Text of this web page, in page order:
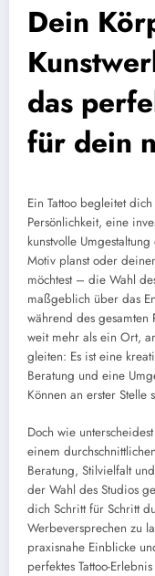
Dein
das
für dein
Ein Tattoo begleitet
Persönlichkeit, eine
kunstvolle
Motiv planst oder
möchtest – die Wahl
maßgeblich über das
während des gesamten
weit mehr als ein Ort,
gleiten: Es ist eine
Beratung und eine
Können an erster Stelle
Doch wie
einem
Beratung, Stilvielfalt
der Wahl des Studios
dich Schritt für Schritt
Werbeversprechen zu
praxisnahe Einblicke
perfektes Tattoo-